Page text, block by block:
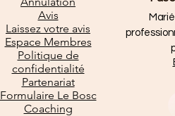
Avis
Laissez votre avis
Espace Membres
Politique de
confidentialité
Partenariat
Formulaire Le Bosc
Coaching